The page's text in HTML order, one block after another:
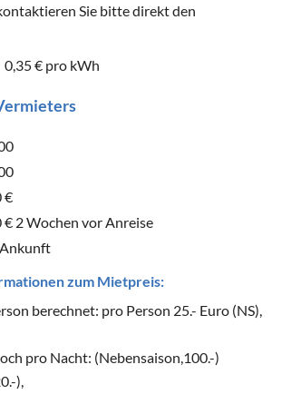
Sie bitte direkt den
0,35 € pro kWh
€
€ 2 Wochen vor Anreise
zum Mietpreis:
berechnet: pro Person 25.- Euro (NS),
pro Nacht: (Nebensaison,100.-)
),